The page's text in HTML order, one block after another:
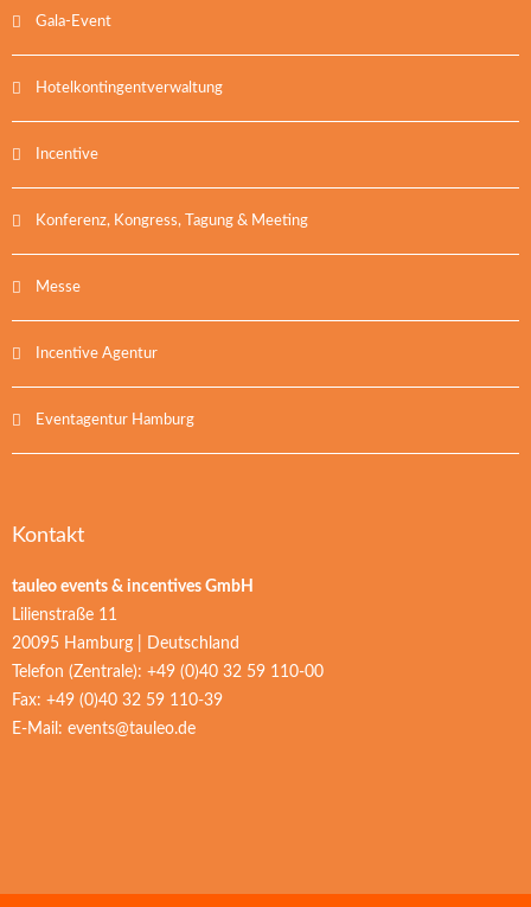
Gala-Event
Hotelkontingentverwaltung
Incentive
Konferenz, Kongress, Tagung & Meeting
Messe
Incentive Agentur
Eventagentur Hamburg
Kontakt
tauleo events & incentives GmbH
Lilienstraße 11
20095 Hamburg | Deutschland
Telefon (Zentrale): +49 (0)40 32 59 110-00
Fax: +49 (0)40 32 59 110-39
E-Mail: events@tauleo.de